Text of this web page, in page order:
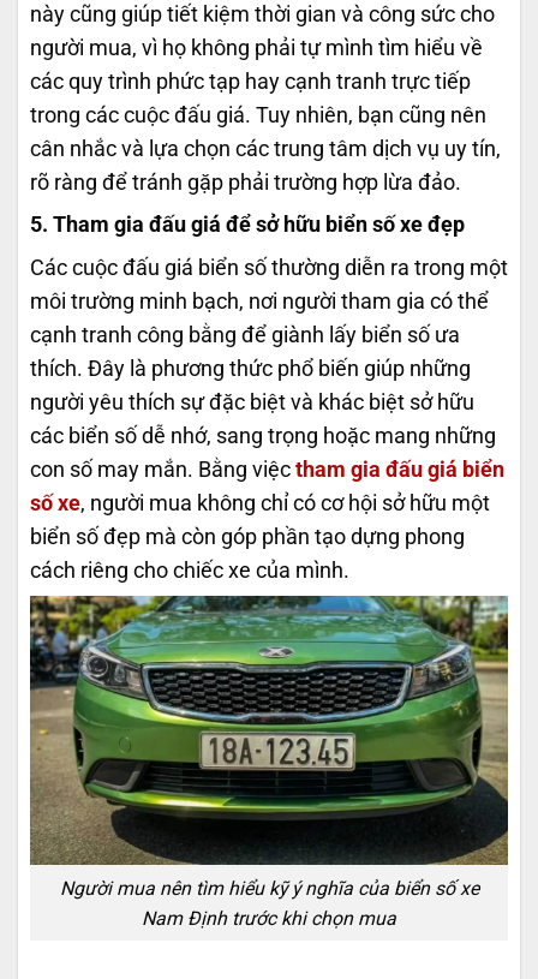
này cũng giúp tiết kiệm thời gian và công sức cho
người mua, vì họ không phải tự mình tìm hiểu về
các quy trình phức tạp hay cạnh tranh trực tiếp
trong các cuộc đấu giá. Tuy nhiên, bạn cũng nên
cân nhắc và lựa chọn các trung tâm dịch vụ uy tín,
rõ ràng để tránh gặp phải trường hợp lừa đảo.
5. Tham gia đấu giá để sở hữu biển số xe đẹp
Các cuộc đấu giá biển số thường diễn ra trong một
môi trường minh bạch, nơi người tham gia có thể
cạnh tranh công bằng để giành lấy biển số ưa
thích. Đây là phương thức phổ biến giúp những
người yêu thích sự đặc biệt và khác biệt sở hữu
các biển số dễ nhớ, sang trọng hoặc mang những
con số may mắn. Bằng việc tham gia đấu giá biển
số xe, người mua không chỉ có cơ hội sở hữu một
biển số đẹp mà còn góp phần tạo dựng phong
cách riêng cho chiếc xe của mình.
Người mua nên tìm hiểu kỹ ý nghĩa của biển số xe
Nam Định trước khi chọn mua